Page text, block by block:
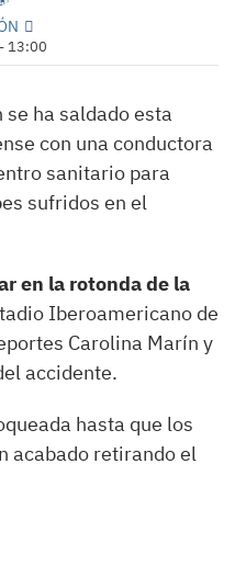
13:00
ha saldado esta
con una conductora
sanitario para
sufridos en el
en la rotonda de la
Iberoamericano de
Carolina Marín y
accidente.
hasta que los
acabado retirando el